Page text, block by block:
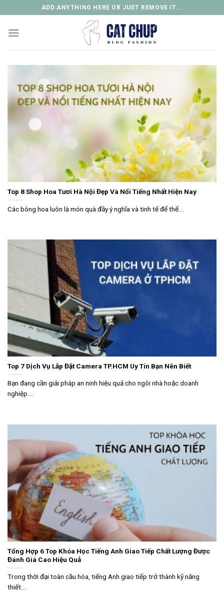
to
content
ADD ANYTHING HERE OR JUST REMOVE IT...
Top 8 Shop Hoa Tươi Hà Nội Đẹp Và Nổi Tiếng Nhất Hiện Nay
Các bông hoa luôn là món quà đầy ý nghĩa và tinh tế để thể....
Top 7 Dịch Vụ Lắp Đặt Camera TP.HCM Uy Tín Bạn Nên Biết
Bạn đang cần giải pháp an ninh hiệu quả cho ngôi nhà hoặc doanh
nghiệp....
Tổng Hợp 6 Top Khóa Học Tiếng Anh Giao Tiếp Chất Lượng Được
Đánh Giá Cao Hiệu Quả
Trong thời đại toàn cầu hóa, tiếng Anh giao tiếp trở thành kỹ năng
thiết....